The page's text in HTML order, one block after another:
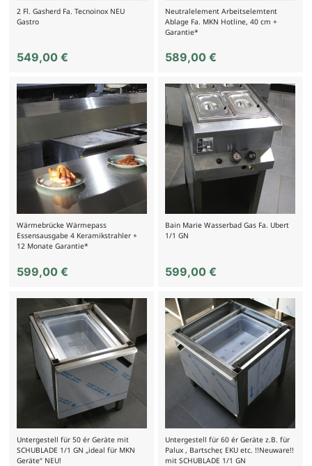
2 Fl. Gasherd Fa. Tecnoinox NEU
Gastro
549,00 €
Neutralelement Arbeitselemtent
Ablage Fa. MKN Hotline, 40 cm +
Garantie*
589,00€
Wärmebrücke Wärmepass
Essensausgabe 4 Keramikstrahler +
12 Monate Garantie*
599,00 €
Bain Marie Wasserbad Gas Fa. Ubert
1/1 GN
599,00€
Untergestell für 50 ér Geräte mit
SCHUBLADE 1/1 GN „ideal für MKN
Geräte“ NEU!
Untergestell für 60 ér Geräte z.B. für
Palux , Bartscher, EKU etc. !!Neuware!!
mit SCHUBLADE 1/1 GN